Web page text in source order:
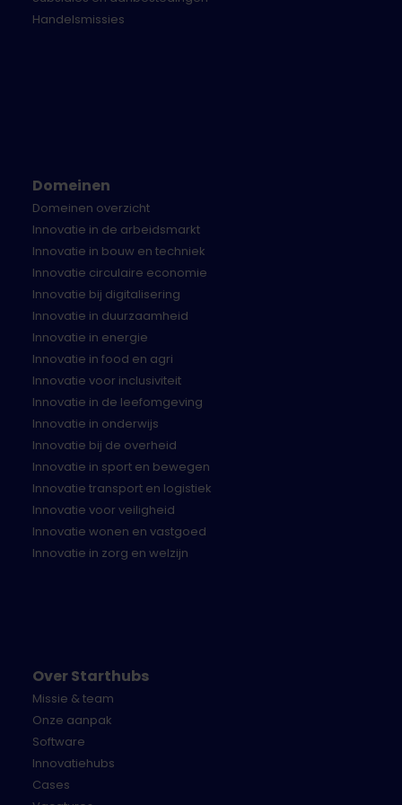
Challenge support
trainingsprogramma die ondernemingen helpt
om zich verder te ontwikkelen. Dit is inclusief de
lean startup methode, customer journeys,
financiën, juridische structuren, bestuur en een
groeistrategie. De trainingen worden verzorgd
door professionele trainers, coaches en
ondernemers.
Overige ondersteuning
worden er diverse optionele trainingen en
workshops georganiseerd, zoals ‘hoe werkt de
overheid’, ‘data en ethiek’ en
‘financieringsmogelijkheden binnen de
overheid’. Het Startup in Residence team heeft
een faciliterende rol en zorgt ervoor dat alles
soepel verloopt.
Timeline
Een volledige timeline staat in de offerte aanvraag.
Maandag 15 februari, 12:00 - Deadline vragen
stellen via website
Dinsdag 2 maart, 17:00 - Deadline insturen
aanmelding
Vrijdag 19 maart
Donderdag 25 maart, 12:00 – Uiterste datum en
Handelsmissies
Domeinen
Domeinen overzicht
Innovatie in de arbeidsmarkt
Innovatie in bouw en techniek
Innovatie circulaire economie
Innovatie bij digitalisering
Innovatie in duurzaamheid
Innovatie in energie
Innovatie in food en agri
Innovatie voor inclusiviteit
Innovatie in de leefomgeving
Innovatie in onderwijs
Innovatie bij de overheid
Innovatie in sport en bewegen
Innovatie transport en logistiek
Innovatie voor veiligheid
Innovatie wonen en vastgoed
Innovatie in zorg en welzijn
Over Starthubs
Missie & team
Onze aanpak
Software
Innovatiehubs
Cases